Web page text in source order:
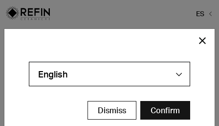
ES
Oficinas y
Comercios
The
Bridge
Residencial
Casa B+B
Arcugnano
English
Dismiss Confirm